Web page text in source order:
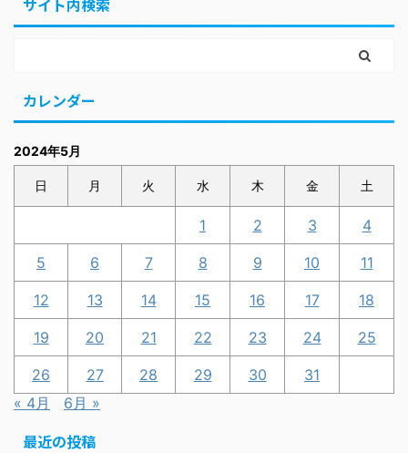
サイト内検索
カレンダー
2024年5月
日 月 火 水 木 金 土
1 2 3 4
5 6 7 8 9 10 11
12 13 14 15 16 17 18
19 20 21 22 23 24 25
26 27 28 29 30
31
« 4月
6月 »
最近の投稿